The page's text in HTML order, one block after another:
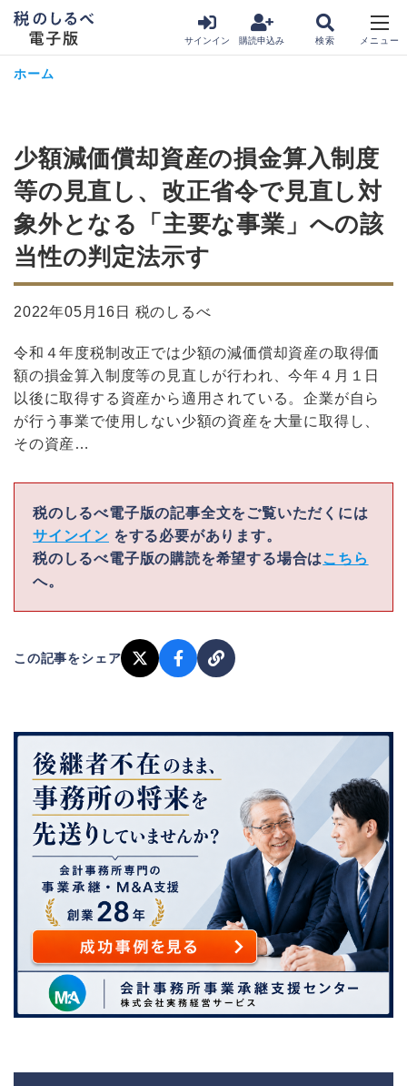
サインイン 購読申込み
ホーム
少額減価償却資産の損金算入制度
等の見直し、改正省令で見直し対
象外となる「主要な事業」への該
当性の判定法示す
2022年05月16日 税のしるべ
令和４年度税制改正では少額の減価償却資産の取得価
額の損金算入制度等の見直しが行われ、今年４月１日
以後に取得する資産から適用されている。企業が自ら
が行う事業で使用しない少額の資産を大量に取得し、
その資産…
税のしるべ電子版の記事全文をご覧いただくには
サインイン をする必要があります。
税のしるべ電子版の購読を希望する場合は こちら
へ。
この記事をシェア